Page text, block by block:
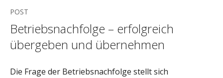
POST
Betriebsnachfolge – erfolgreich
übergeben und übernehmen
Die Frage der Betriebsnachfolge stellt sich